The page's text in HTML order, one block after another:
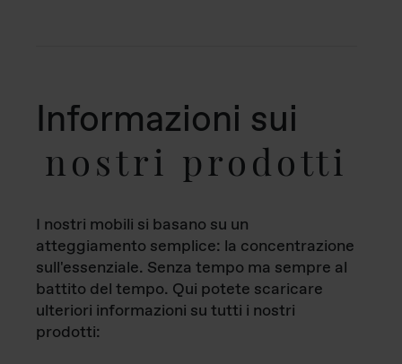
Informazioni sui
nostri prodotti
I nostri mobili si basano su un
atteggiamento semplice: la concentrazione
sull'essenziale. Senza tempo ma sempre al
battito del tempo. Qui potete scaricare
ulteriori informazioni su tutti i nostri
prodotti: